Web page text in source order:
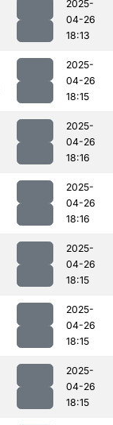
2025-
04-26
18:13
2025-
04-26
18:15
2025-
04-26
18:16
2025-
04-26
18:16
2025-
04-26
18:15
2025-
04-26
18:15
2025-
04-26
18:15